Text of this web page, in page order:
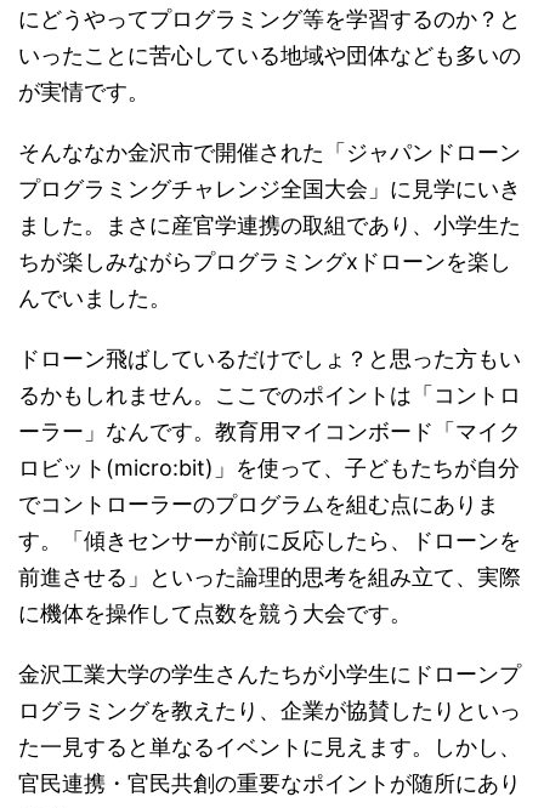
にどうやってプログラミング等を学習するのか？と
いったことに苦心している地域や団体なども多いの
が実情です。
そんななか金沢市で開催された「ジャパンドローン
プログラミングチャレンジ全国大会」に見学にいき
ました。まさに産官学連携の取組であり、小学生た
ちが楽しみながらプログラミングxドローンを楽し
んでいました。
ドローン飛ばしているだけでしょ？と思った方もい
るかもしれません。ここでのポイントは「コントロ
ーラー」なんです。教育用マイコンボード「マイク
ロビット(micro:bit)」を使って、子どもたちが自分
でコントローラーのプログラムを組む点にありま
す。「傾きセンサーが前に反応したら、ドローンを
前進させる」といった論理的思考を組み立て、実際
に機体を操作して点数を競う大会です。
金沢工業大学の学生さんたちが小学生にドローンプ
ログラミングを教えたり、企業が協賛したりといっ
た一見すると単なるイベントに見えます。しかし、
官民連携・官民共創の重要なポイントが随所にあり